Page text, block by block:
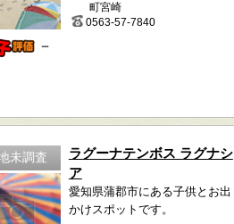
－
町宮崎
0563-57-7840
未調査
ラグーナテンボス ラグナシ
ア
愛知県蒲郡市にある子供とお出
かけスポットです。